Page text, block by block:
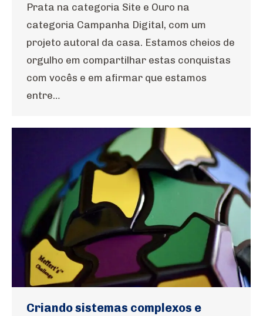
Prata na categoria Site e Ouro na
categoria Campanha Digital, com um
projeto autoral da casa. Estamos cheios de
orgulho em compartilhar estas conquistas
com vocês e em afirmar que estamos
entre…
Criando sistemas complexos e